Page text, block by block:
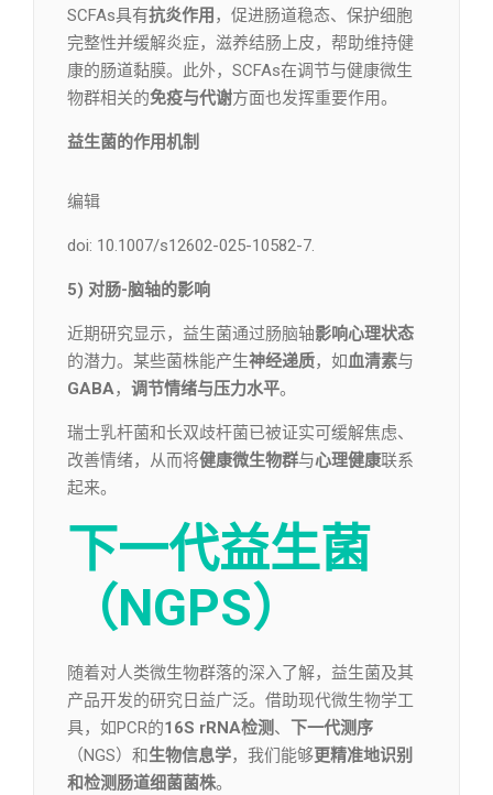
SCFAs具有抗炎作用 ，促进肠道稳态、保护细胞
完整性并缓解炎症，滋养结肠上皮，帮助维持健
康的肠道黏膜。此外，SCFAs在调节与健康微生
物群相关的免疫与代谢方面也发挥重要作用。
益生菌的作用机制
编辑​
doi: 10.1007/s12602-025-10582-7.
5) 对肠-脑轴的影响
近期研究显示，益生菌通过肠脑轴影响心理状态
的潜力。某些菌株能产生神经递质，如血清素与
GABA， 调节情绪与压力水平。
瑞士乳杆菌和长双歧杆菌已被证实可缓解焦虑、
改善情绪，从而将健康微生物群与心理健康联系
起来。
下一代益生菌
（NGPS）
随着对人类微生物群落的深入了解，益生菌及其
产品开发的研究日益广泛。借助现代微生物学工
具，如PCR的16S rRNA检测、
下一代测序
（NGS）和生物信息学，我们能够更精准地识别
和检测肠道细菌菌株。